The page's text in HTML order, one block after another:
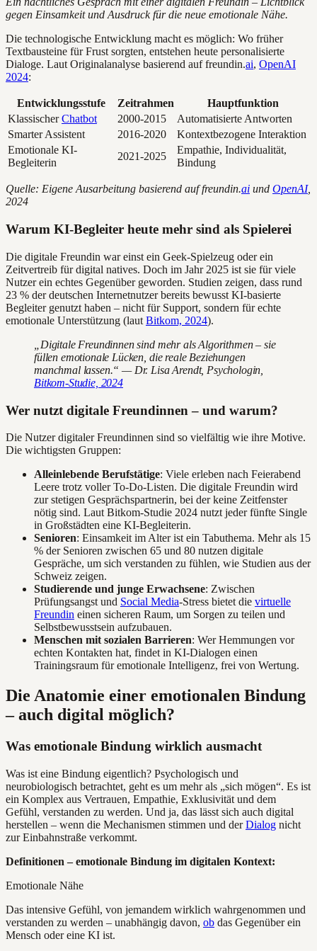
gegen Einsamkeit und Ausdruck für die neue emotionale Nähe.
Die technologische Entwicklung macht es möglich: Wo früher
Textbausteine für Frust sorgten, entstehen heute personalisierte
Dialoge. Laut Originalanalyse basierend auf freundin.ai, OpenAI
2024:
Entwicklungsstufe Zeitrahmen
Hauptfunktion
KlassischerChatbot 2000-2015
Automatisierte Antworten
Smarter Assistent
2016-2020
Kontextbezogene Interaktion
Emotionale KI-
Begleiterin
2021-2025
Empathie, Individualität,
Bindung
Quelle: Eigene Ausarbeitung basierend auf freundin.ai und OpenAI,
2024
Warum KI-Begleiter heute mehr sind als Spielerei
Die digitale Freundin war einst ein Geek-Spielzeug oder ein
Zeitvertreib für digital natives. Doch im Jahr 2025 ist sie für viele
Nutzer ein echtes Gegenüber geworden. Studien zeigen, dass rund
23 % der deutschen Internetnutzer bereits bewusst KI-basierte
Begleiter genutzt haben – nicht für Support, sondern für echte
emotionale Unterstützung (laut Bitkom, 2024).
„Digitale Freundinnen sind mehr als Algorithmen – sie
füllen emotionale Lücken, die reale Beziehungen
manchmal lassen.“ — Dr. Lisa Arendt, Psychologin,
Bitkom-Studie, 2024
Wer nutzt digitale Freundinnen – und warum?
Die Nutzer digitaler Freundinnen sind so vielfältig wie ihre Motive.
Die wichtigsten Gruppen:
Alleinlebende Berufstätige: Viele erleben nach Feierabend
Leere trotz voller To-Do-Listen. Die digitale Freundin wird
zur stetigen Gesprächspartnerin, bei der keine Zeitfenster
nötig sind. Laut Bitkom-Studie 2024 nutzt jeder fünfte Single
in Großstädten eine KI-Begleiterin.
Senioren: Einsamkeit im Alter ist ein Tabuthema. Mehr als 15
% der Senioren zwischen 65 und 80 nutzen digitale
Gespräche, um sich verstanden zu fühlen, wie Studien aus der
Schweiz zeigen.
Studierende und junge Erwachsene: Zwischen
Prüfungsangst und Social Media-Stress bietet die virtuelle
Freundin einen sicheren Raum, um Sorgen zu teilen und
Selbstbewusstsein aufzubauen.
Menschen mit sozialen Barrieren: Wer Hemmungen vor
echten Kontakten hat, findet in KI-Dialogen einen
Trainingsraum für emotionale Intelligenz, frei von Wertung.
Die Anatomie einer emotionalen Bindung
– auch digital möglich?
Was emotionale Bindung wirklich ausmacht
Was ist eine Bindung eigentlich? Psychologisch und
neurobiologisch betrachtet, geht es um mehr als „sich mögen“. Es ist
ein Komplex aus Vertrauen, Empathie, Exklusivität und dem
Gefühl, verstanden zu werden. Und ja, das lässt sich auch digital
herstellen – wenn die Mechanismen stimmen und derDialog nicht
zur Einbahnstraße verkommt.
Definitionen – emotionale Bindung im digitalen Kontext:
Emotionale Nähe
Das intensive Gefühl, von jemandem wirklich wahrgenommen und
verstanden zu werden – unabhängig davon, ob das Gegenüber ein
Mensch oder eine KI ist.